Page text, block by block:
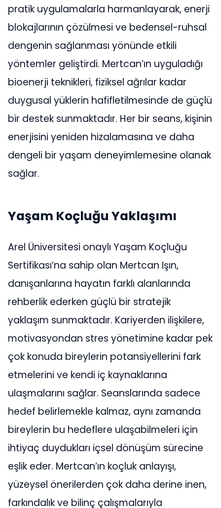
pratik uygulamalarla harmanlayarak, enerji
blokajlarının çözülmesi ve bedensel-ruhsal
dengenin sağlanması yönünde etkili
yöntemler geliştirdi. Mertcan’ın uyguladığı
bioenerji teknikleri, fiziksel ağrılar kadar
duygusal yüklerin hafifletilmesinde de güçlü
bir destek sunmaktadır. Her bir seans, kişinin
enerjisini yeniden hizalamasına ve daha
dengeli bir yaşam deneyimlemesine olanak
sağlar.
Yaşam Koçluğu Yaklaşımı
Arel Üniversitesi onaylı Yaşam Koçluğu
Sertifikası’na sahip olan Mertcan Işın,
danışanlarına hayatın farklı alanlarında
rehberlik ederken güçlü bir stratejik
yaklaşım sunmaktadır. Kariyerden ilişkilere,
motivasyondan stres yönetimine kadar pek
çok konuda bireylerin potansiyellerini fark
etmelerini ve kendi iç kaynaklarına
ulaşmalarını sağlar. Seanslarında sadece
hedef belirlemekle kalmaz, aynı zamanda
bireylerin bu hedeflere ulaşabilmeleri için
ihtiyaç duydukları içsel dönüşüm sürecine
eşlik eder. Mertcan’ın koçluk anlayışı,
yüzeysel önerilerden çok daha derine inen,
farkındalık ve bilinç çalışmalarıyla